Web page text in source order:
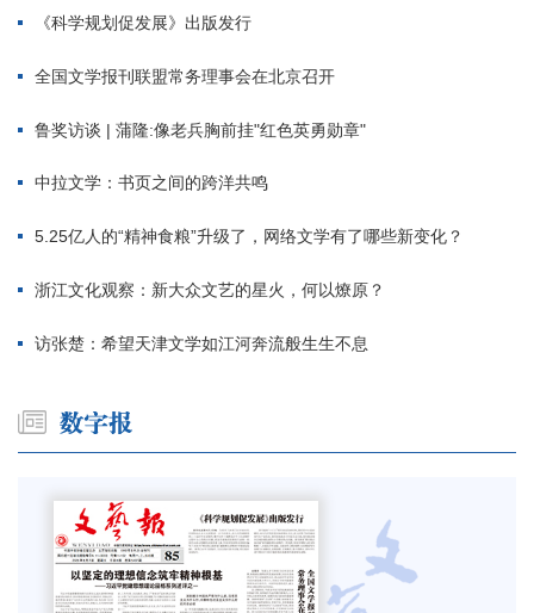
《科学规划促发展》出版发行
全国文学报刊联盟常务理事会在北京召开
鲁奖访谈 | 蒲隆:像老兵胸前挂"红色英勇勋章"
中拉文学：书页之间的跨洋共鸣
5.25亿人的“精神食粮”升级了，网络文学有了哪些新变化？
浙江文化观察：新大众文艺的星火，何以燎原？
访张楚：希望天津文学如江河奔流般生生不息